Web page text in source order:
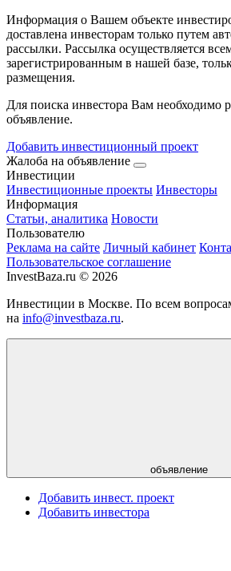
Информация о Вашем объекте
доставлена инвесторам только путем
рассылки. Рассылка осуществляется
зарегистрированным в нашей базе,
размещения.
Для поиска инвестора Вам необходимо
объявление.
Добавить инвестиционный проект
Жалоба на объявление
Инвестиции
Инвестиционные проекты Инвесторы
Информация
Статьи, аналитика Новости
Пользователю
Реклама на сайте Личный кабинет
Пользовательское соглашение
InvestBaza.ru © 2026
Инвестиции в Москве. По всем
на info@investbaza.ru.
объявление
Добавить инвест. проект
Добавить инвестора